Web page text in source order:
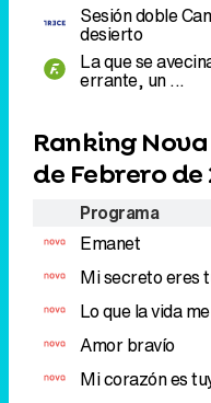
Sesión doble
desierto
La que se
errante, un ...
Ranking Nova
de Febrero de
Programa
Emanet
Mi secreto eres
Lo que la vida
Amor bravío
Mi corazón es